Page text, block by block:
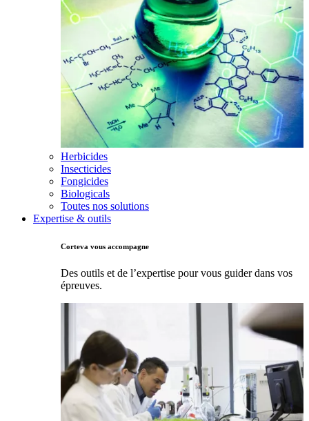
Herbicides
Insecticides
Fongicides
Biologicals
Toutes nos solutions
Expertise & outils
Corteva vous accompagne
Des outils et de l’expertise pour vous guider dans vos
épreuves.